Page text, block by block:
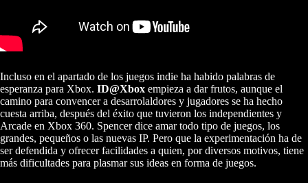
Incluso en el apartado de los juegos indie ha habido palabras de
esperanza para Xbox. ID@Xbox empieza a dar frutos, aunque el
camino para convencer a desarrolaldores y jugadores se ha hecho
cuesta arriba, después del éxito que tuvieron los independientes y
Arcade en Xbox 360. Spencer dice amar todo tipo de juegos, los
grandes, pequeños o las nuevas IP. Pero que la experimentación ha de
ser defendida y ofrecer facilidades a quien, por diversos motivos, tiene
más dificultades para plasmar sus ideas en forma de juegos.